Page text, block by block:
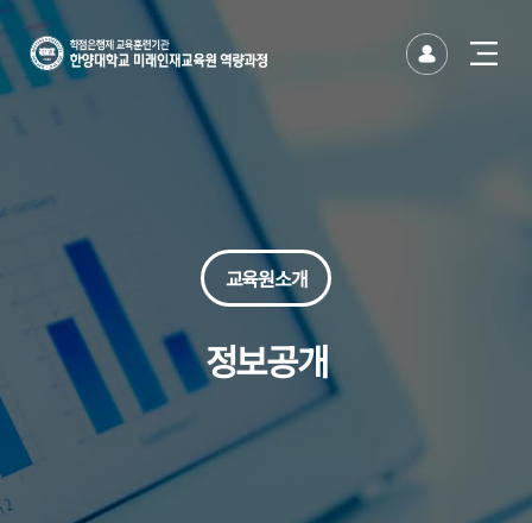
한양대
미래인재교육원
한양대학교
미래인재교육원
토글
버튼
열기
교육원소개
정보공개